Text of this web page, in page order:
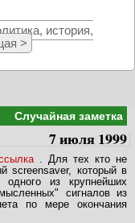
история,
>
Случайная заметка
7 июля 1999
. Для тех кто не
screensaver, который в
из крупнейших
сигналов из
по мере окончания